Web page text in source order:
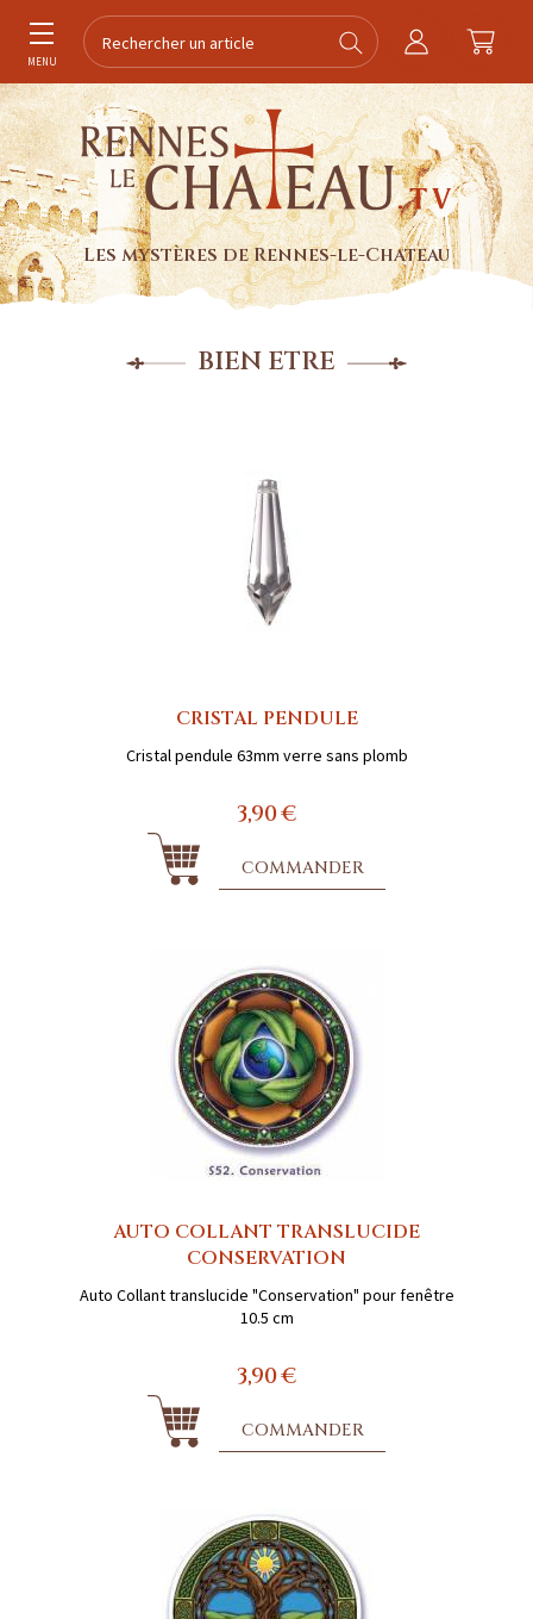
MENU
Les mystères de Rennes-le-Chateau
BIEN ETRE
CRISTAL PENDULE
Cristal pendule 63mm verre sans plomb
3,90 €
COMMANDER
AUTO COLLANT TRANSLUCIDE
CONSERVATION
Auto Collant translucide "Conservation" pour fenêtre
10.5 cm
3,90 €
COMMANDER